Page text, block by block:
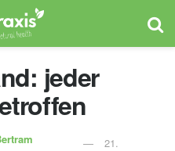
jeder
21.